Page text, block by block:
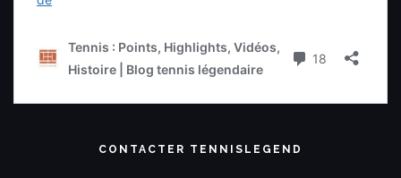
CONTACTER TENNISLEGEND